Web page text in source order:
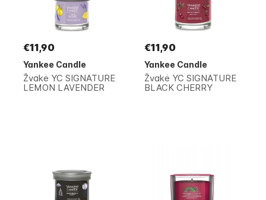
€11,90
Yankee Candle
Žvakė YC SIGNATURE
LEMON LAVENDER
€11,90
Yankee Candle
Žvakė YC SIGNATURE
BLACK CHERRY